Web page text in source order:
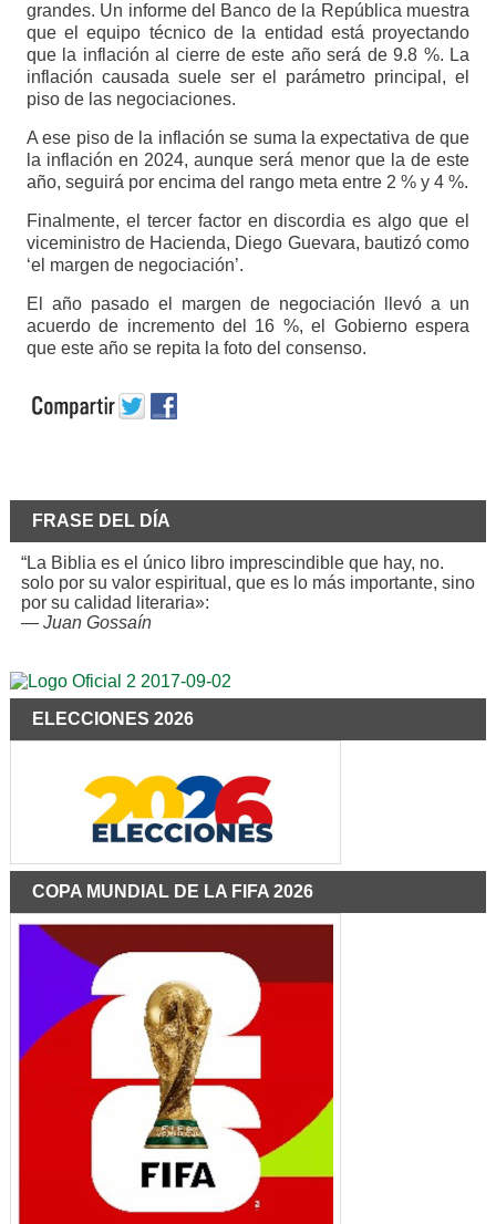
grandes. Un informe del Banco de la República muestra
que el equipo técnico de la entidad está proyectando
que la inflación al cierre de este año será de 9.8 %. La
inflación causada suele ser el parámetro principal, el
piso de las negociaciones.
A ese piso de la inflación se suma la expectativa de que
la inflación en 2024, aunque será menor que la de este
año, seguirá por encima del rango meta entre 2 % y 4 %.
Finalmente, el tercer factor en discordia es algo que el
viceministro de Hacienda, Diego Guevara, bautizó como
‘el margen de negociación’.
El año pasado el margen de negociación llevó a un
acuerdo de incremento del 16 %, el Gobierno espera
que este año se repita la foto del consenso.
FRASE DEL DÍA
“La Biblia es el único libro imprescindible que hay, no.
solo por su valor espiritual, que es lo más importante, sino
por su calidad literaria»:
— Juan Gossaín
ELECCIONES 2026
COPA MUNDIAL DE LA FIFA 2026